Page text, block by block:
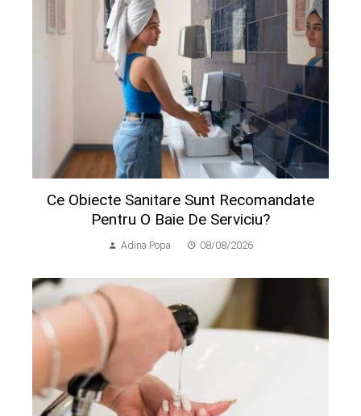
Ce Obiecte Sanitare Sunt Recomandate
Pentru O Baie De Serviciu?
Adina Popa 08/08/2026